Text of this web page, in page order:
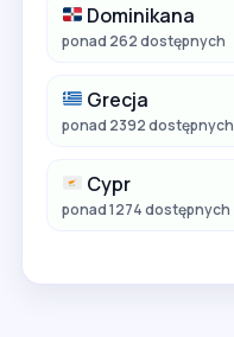
Dominikana
ponad 262 dostępnych
Grecja
ponad 2392 dostępnych
Cypr
ponad 1274 dostępnych